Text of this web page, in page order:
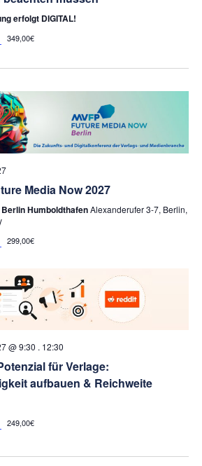
erfolgt DIGITAL!
349,00€
Media Now 2027
HumboldthafenAlexanderufer 3-7, Berlin,
299,00€
@ 9:30 . 12:30
für Verlage:
aufbauen & Reichweite
249,00€